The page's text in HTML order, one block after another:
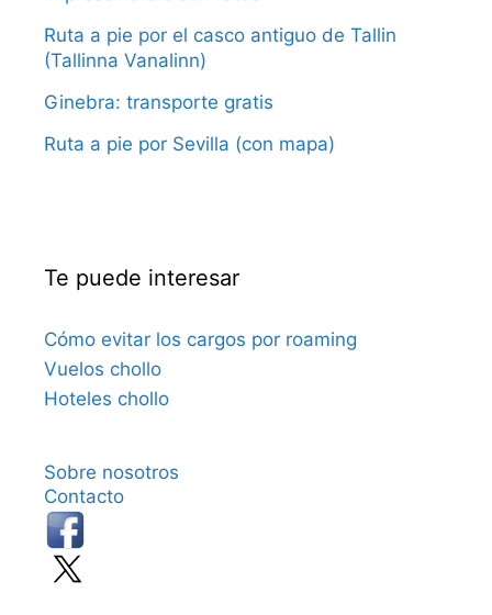
Ruta a pie por el casco antiguo de Tallin
(Tallinna Vanalinn)
Ginebra: transporte gratis
Ruta a pie por Sevilla (con mapa)
Te puede interesar
Cómo evitar los cargos por roaming
Vuelos chollo
Hoteles chollo
Sobre nosotros
Contacto